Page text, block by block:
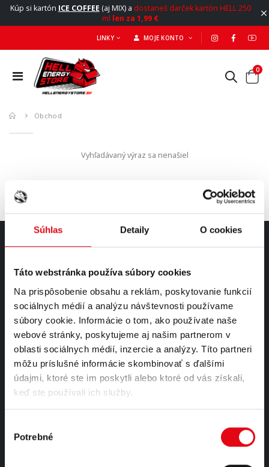
Súhlas Detaily O cookies
Táto webstránka používa súbory cookies
Na prispôsobenie obsahu a reklám, poskytovanie funkcií
sociálnych médií a analýzu návštevnosti používame
súbory cookie. Informácie o tom, ako používate naše
webové stránky, poskytujeme aj našim partnerom v
oblasti sociálnych médií, inzercie a analýzy. Títo partneri
môžu príslušné informácie skombinovať s ďalšími
údajmi, ktoré ste im poskytli alebo ktoré od vás získali,
keď ste používali ich služby.
súhlasu
Potrebné
Kúp si kartón ICE COFFEE (aj MIX) a dostaneš darček kartón HELL 250
ml len za 1,99 €
LINKY MOJE KONTO
0
Obchod
Vyhľadávaný výraz sa nenašiel
automatizovanou a ultramodernou technológiou.
čítaj viac...
KONTAKT
0910 435 579
EMAIL:
PRACOVNÉ DNI: